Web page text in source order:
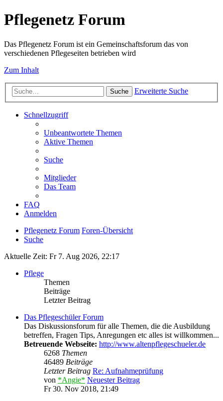
Pflegenetz Forum
Das Pflegenetz Forum ist ein Gemeinschaftsforum das von
verschiedenen Pflegeseiten betrieben wird
Zum Inhalt
Suche Erweiterte Suche
Schnellzugriff
Unbeantwortete Themen
Aktive Themen
Suche
Mitglieder
Das Team
FAQ
Anmelden
Pflegenetz Forum Foren-Übersicht
Suche
Aktuelle Zeit: Fr 7. Aug 2026, 22:17
Pflege
Themen
Beiträge
Letzter Beitrag
Das Pflegeschüler Forum
Das Diskussionsforum für alle Themen, die die Ausbildung
betreffen, Fragen Tips, Anregungen etc alles ist willkommen...
Betreuende Webseite: http://www.altenpflegeschueler.de
6268 Themen
46489 Beiträge
Letzter Beitrag Re: Aufnahmeprüfung
von *Angie* Neuester Beitrag
Fr 30. Nov 2018, 21:49